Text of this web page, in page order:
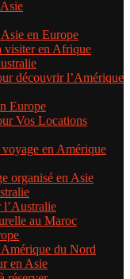
en Europe
visiter en Afrique
découvrir l’Amérique
Europe
Vos Locations
en Amérique
organisé en Asie
l’Australie
au Maroc
du Nord
en Asie